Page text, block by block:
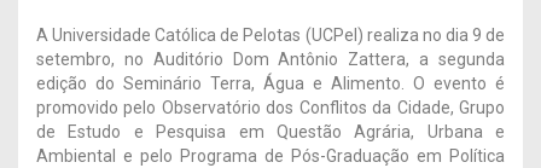
A Universidade Católica de Pelotas (UCPel) realiza no dia 9 de
setembro, no Auditório Dom Antônio Zattera, a segunda
edição do Seminário Terra, Água e Alimento. O evento é
promovido pelo Observatório dos Conflitos da Cidade, Grupo
de Estudo e Pesquisa em Questão Agrária, Urbana e
Ambiental e pelo Programa de Pós-Graduação em Política